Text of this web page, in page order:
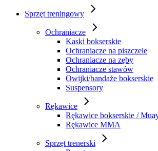
Sprzęt treningowy
Ochraniacze
Kaski bokserskie
Ochraniacze na piszczele
Ochraniacze na zęby
Ochraniacze stawów
Owijki/bandaże bokserskie
Suspensory
Rękawice
Rękawice bokserskie /
Rękawice MMA
Sprzęt trenerski